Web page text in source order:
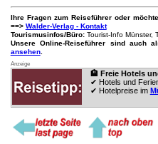
Ihre Fragen zum Reiseführer oder
==> Walder-Verlag - Kontakt
Tourismusinfos/Büro:Tourist-Info Münster,
Unsere Online-Reiseführer sind auch
ansehen.
Anzeige
🏨 Freie Hotels
✔ Hotels und
✔ Hotelpreise im